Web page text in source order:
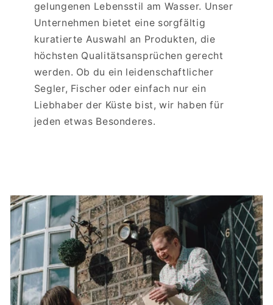
gelungenen Lebensstil am Wasser. Unser
Unternehmen bietet eine sorgfältig
kuratierte Auswahl an Produkten, die
höchsten Qualitätsansprüchen gerecht
werden. Ob du ein leidenschaftlicher
Segler, Fischer oder einfach nur ein
Liebhaber der Küste bist, wir haben für
jeden etwas Besonderes.